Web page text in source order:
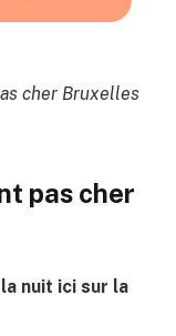
cher Bruxelles
pas cher
nuit ici sur la